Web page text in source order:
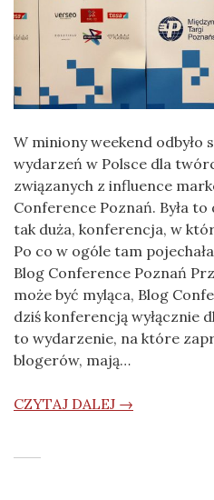
W miniony weekend odbyło
wydarzeń w Polsce dla
związanych z influence
Conference Poznań. Była
tak duża, konferencja, w
Po co w ogóle tam
Blog Conference Poznań
może być myląca, Blog
dziś konferencją wyłącznie
to wydarzenie, na które
blogerów, mają…
CZYTAJ DALEJ →